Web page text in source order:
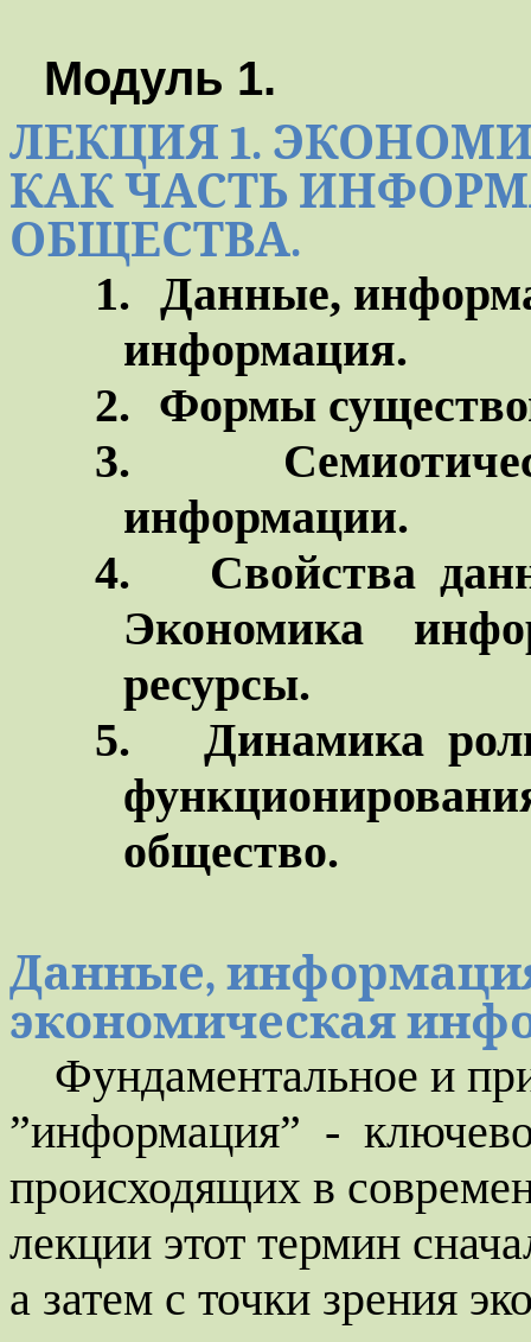
Модуль 1.
ЛЕКЦИЯ 1.
КАК ЧАСТЬ
ОБЩЕСТВА.
1. Данные,
информация.
2. Формы
3.
информации.
4.
Свойства
Экономика
ресурсы.
5.
Динамика
общество.
Данные,
экономическая
Фундаментальное и
”информация” -
происходящих в
лекции этот термин
а затем с точки зрения